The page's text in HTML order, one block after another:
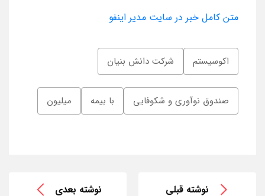
متن کامل خبر در سایت مدیر اینفو
اکوسیستم شرکت دانش بنیان
صندوق نوآوری و شکوفایی با بیمه میلیون
نوشته قبلی نوشته بعدی